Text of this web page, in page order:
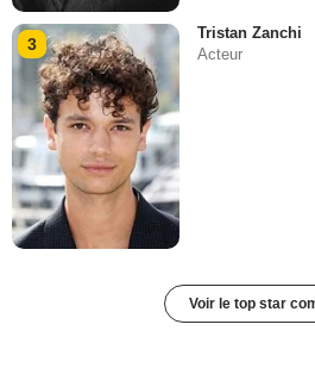
3
Tristan Zanchi
Acteur
Voir le top star